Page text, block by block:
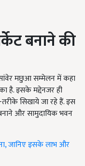
बनाने की
सांवेर मछुआ सम्मेलन में कहा
है. इसके मद्देनजर ही
सिखाये जा रहे हैं. इस
और सामुदायिक भवन
जानिए इसके लाभ और